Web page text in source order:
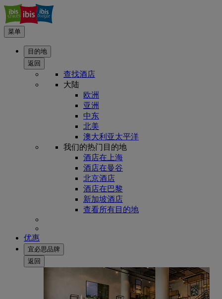
菜单
目的地
返回
查找酒店
大陆
欧洲
亚洲
中东
北美
澳大利亚太平洋
我们的热门目的地
酒店在上海
酒店在曼谷
北京酒店
酒店在巴黎
新加坡酒店
查看所有目的地
优惠
宜必思品牌
返回